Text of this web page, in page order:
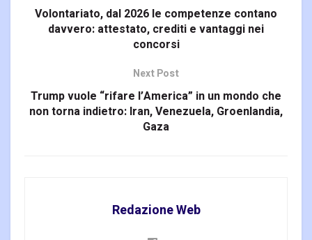
Volontariato, dal 2026 le competenze contano
davvero: attestato, crediti e vantaggi nei
concorsi
Next Post
Trump vuole “rifare l’America” in un mondo che
non torna indietro: Iran, Venezuela, Groenlandia,
Gaza
Redazione Web